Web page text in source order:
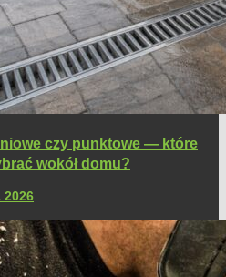
czy punktowe — które
wokół domu?
2026